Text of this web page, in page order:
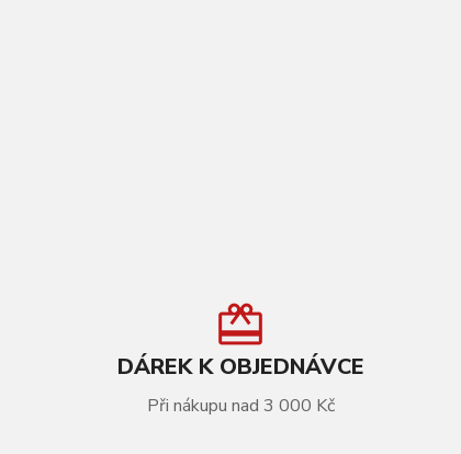
DÁREK K OBJEDNÁVCE
Při nákupu nad 3 000 Kč